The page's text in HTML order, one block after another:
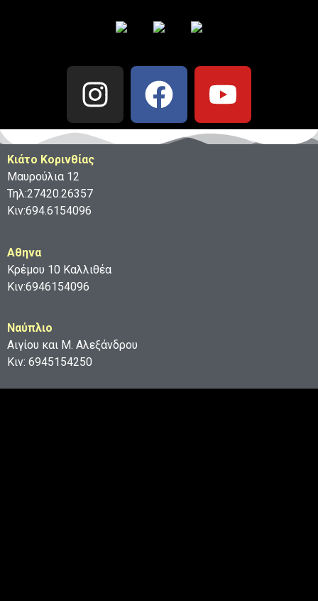
Κιάτο Κορινθίας
Μαυρούλια 12
Τηλ:27420.26357
Κιν:694.6154096
Aθηνα
Κρέμου 10 Καλλιθέα
Κιν:6946154096
Ναύπλιο
Αιγίου και Μ. Αλεξάνδρου
Κιν: 6945154250